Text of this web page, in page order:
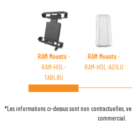
RAM Mounts-
RAM-HOL-
TABL8U
RAM Mounts-
RAM-HOL-AQ1LU
*Les informations ci-dessus sont non contractuelles,
commercial.